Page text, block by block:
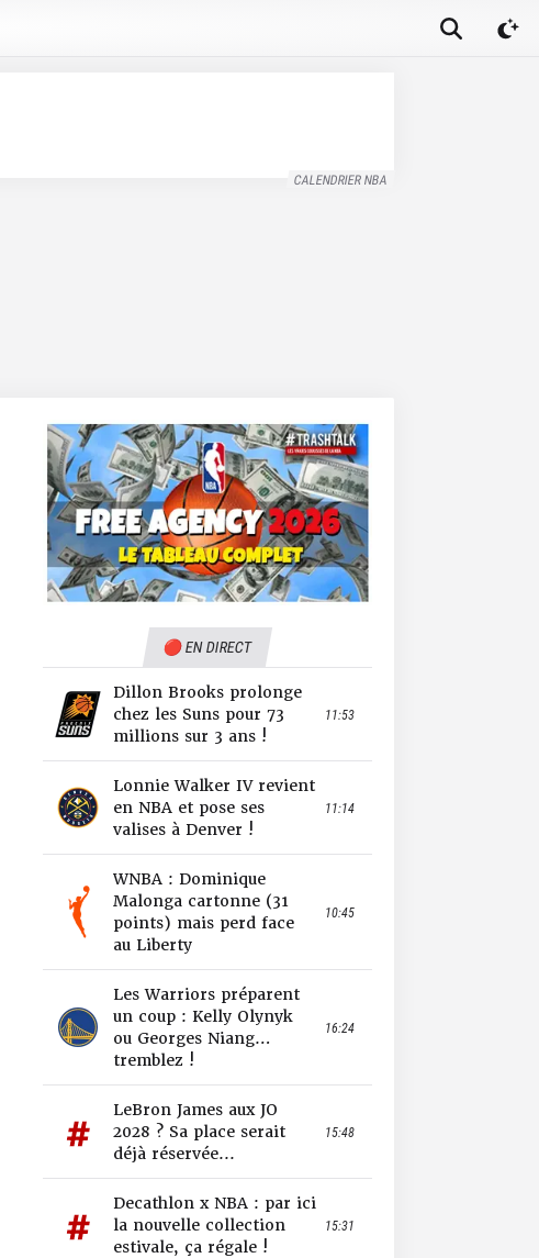
CALENDRIER NBA
🔴 EN DIRECT
Dillon Brooks prolonge
chez les Suns pour 73
millions sur 3 ans !
11:53
Lonnie Walker IV revient
en NBA et pose ses
valises à Denver !
11:14
WNBA : Dominique
Malonga cartonne (31
points) mais perd face
au Liberty
10:45
Les Warriors préparent
un coup : Kelly Olynyk
ou Georges Niang…
tremblez !
16:24
LeBron James aux JO
2028 ? Sa place serait
déjà réservée...
15:48
Decathlon x NBA : par ici
la nouvelle collection
estivale, ça régale !
15:31